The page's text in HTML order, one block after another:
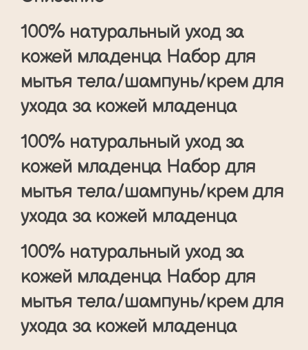
100% натуральный уход за
кожей младенца Набор для
мытья тела/шампунь/крем для
ухода за кожей младенца
100% натуральный уход за
кожей младенца Набор для
мытья тела/шампунь/крем для
ухода за кожей младенца
100% натуральный уход за
кожей младенца Набор для
мытья тела/шампунь/крем для
ухода за кожей младенца